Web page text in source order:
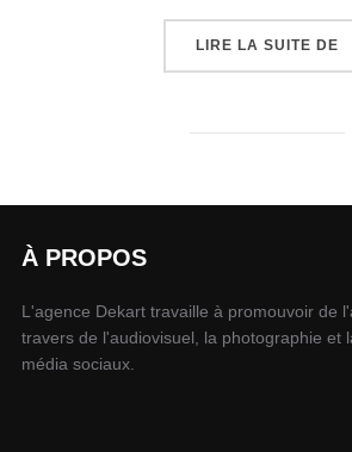
LIRE LA SUITE DE
À PROPOS
L'agence Dekart travaille à promouvoir de
travers de l'audiovisuel, la photographie et
média sociaux.